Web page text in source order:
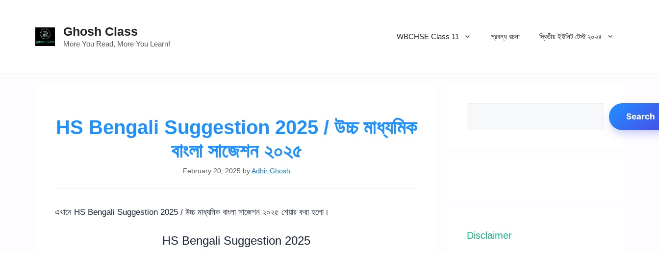
Ghosh Class
More You Read, More You Learn!
WBCHSE Class 11 প্রবন্ধ রচনা দ্বিতীয় ইউনিট টেস্ট ২০২৪
HS Bengali Suggestion 2025 / উচ্চ মাধ্যমিক
বাংলা সাজেশন ২০২৫
February 20, 2025 byAdhir Ghosh
এখানে HS Bengali Suggestion 2025 / উচ্চ মাধ্যমিক বাংলা সাজেশন ২০২৫ শেয়ার করা হলো।
HS Bengali Suggestion 2025
Search
Disclaimer